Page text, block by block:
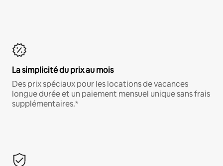
La simplicité du prix au mois
Des prix spéciaux pour les locations de vacances
longue durée et un paiement mensuel unique sans frais
supplémentaires.*